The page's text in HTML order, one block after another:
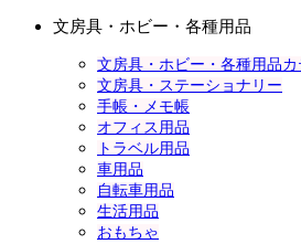
文房具・ホビー・各種用品
文房具・ホビー・各種用品
文房具・ステーショナリー
手帳・メモ帳
オフィス用品
トラベル用品
車用品
自転車用品
生活用品
おもちゃ